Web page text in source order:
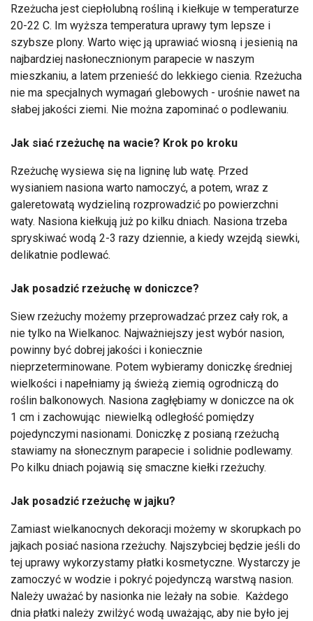
Rzeżucha jest ciepłolubną rośliną i kiełkuje w temperaturze
20-22 C. Im wyższa temperatura uprawy tym lepsze i
szybsze plony. Warto więc ją uprawiać wiosną i jesienią na
najbardziej nasłonecznionym parapecie w naszym
mieszkaniu, a latem przenieść do lekkiego cienia. Rzeżucha
nie ma specjalnych wymagań glebowych - urośnie nawet na
słabej jakości ziemi. Nie można zapominać o podlewaniu.
Jak siać rzeżuchę na wacie? Krok po kroku
Rzeżuchę wysiewa się na ligninę lub watę. Przed
wysianiem nasiona warto namoczyć, a potem, wraz z
galeretowatą wydzieliną rozprowadzić po powierzchni
waty. Nasiona kiełkują już po kilku dniach. Nasiona trzeba
spryskiwać wodą 2-3 razy dziennie, a kiedy wzejdą siewki,
delikatnie podlewać.
Jak posadzić rzeżuchę w doniczce?
Siew rzeżuchy możemy przeprowadzać przez cały rok, a
nie tylko na Wielkanoc. Najważniejszy jest wybór nasion,
powinny być dobrej jakości i koniecznie
nieprzeterminowane. Potem wybieramy doniczkę średniej
wielkości i napełniamy ją świeżą ziemią ogrodniczą do
roślin balkonowych. Nasiona zagłębiamy w doniczce na ok
1 cm i zachowując niewielką odległość pomiędzy
pojedynczymi nasionami. Doniczkę z posianą rzeżuchą
stawiamy na słonecznym parapecie i solidnie podlewamy.
Po kilku dniach pojawią się smaczne kiełki rzeżuchy.
Jak posadzić rzeżuchę w jajku?
Zamiast wielkanocnych dekoracji możemy w skorupkach po
jajkach posiać nasiona rzeżuchy. Najszybciej będzie jeśli do
tej uprawy wykorzystamy płatki kosmetyczne. Wystarczy je
zamoczyć w wodzie i pokryć pojedynczą warstwą nasion.
Należy uważać by nasionka nie leżały na sobie. Każdego
dnia płatki należy zwilżyć wodą uważając, aby nie było jej